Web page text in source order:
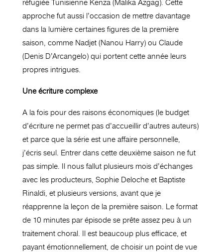
réfugiée Tunisienne Kenza (Malika Azgag). Cette
approche fut aussi l’occasion de mettre davantage
dans la lumière certaines figures de la première
saison, comme Nadjet (Nanou Harry) ou Claude
(Denis D’Arcangelo) qui portent cette année leurs
propres intrigues.
Une écriture complexe
A la fois pour des raisons économiques (le budget
d’écriture ne permet pas d’accueillir d’autres auteurs)
et parce que la série est une affaire personnelle,
j’écris seul. Entrer dans cette deuxième saison ne fut
pas simple. Il nous fallut plusieurs mois d’échanges
avec les producteurs, Sophie Deloche et Baptiste
Rinaldi, et plusieurs versions, avant que je
réapprenne la leçon de la première saison. Le format
de 10 minutes par épisode se prête assez peu à un
traitement choral. Il est beaucoup plus efficace, et
payant émotionnellement, de choisir un point de vue